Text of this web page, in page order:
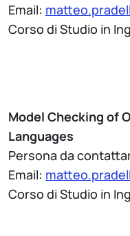
Email:
Corso di Studio in
Model Checking of
Languages
Persona da
Email:
Corso di Studio in